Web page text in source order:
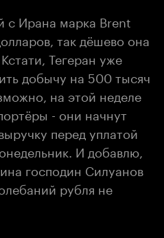
с Ирана марка Brent
так дёшево она
Тегеран уже
добычу на 500 тысяч
на этой неделе
- они начнут
перед уплатой
И добавлю,
господин Силуанов
рубля не